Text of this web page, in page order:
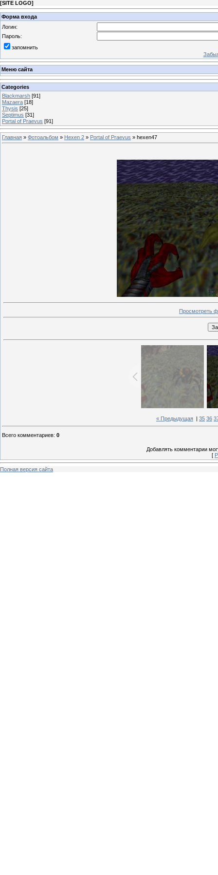
[SITE LOGO]
Форма входа
Логин:
Пароль:
запомнить
Меню сайта
Categories
Blackmarsh [91]
Mazaera [18]
Thysis [25]
Septimus [31]
Portal of Praevus [91]
Главная » Фотоальбом » Hexen 2 » Portal of Praevus » hexen47
Просмотреть
« Предыдущая 35 36
Всего комментариев: 0
Добавлять комментарии
[
Полная версия сайта